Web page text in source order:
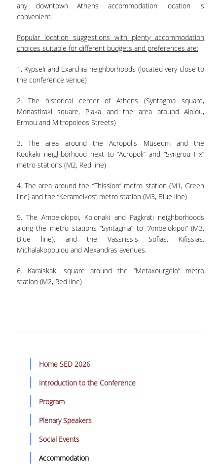
ΠΡΟΠΤΥΧΙΑΚΕΣ ΣΠΟΥΔΕΣ
ΠΡΟΓΡΑΜΜΑ ΚΑΙ ΚΑΤΕΥΘΥΝΣΕΙΣ ΣΠΟΥΔΩΝ
ΜΑΘΗΜΑΤΑ ΠΡΟΓΡΑΜΜΑΤΟΣ ΣΠΟΥΔΩΝ
ΑΛΛΑ ΤΜΗΜΑΤΑ
ΔΗΛΩΣΕΙΣ ΜΑΘΗΜΑΤΩΝ
ΠΡΟΓΡΑΜΜΑ ERASMUS+
ΠΡΑΚΤΙΚΗ ΑΣΚΗΣΗ
ΑΝΑΚΟΙΝΩΣΕΙΣ ΠΡΑΚΤΙΚΗΣ ΑΣΚΗΣΗΣ
ΚΑΘΗΓΗΤΕΣ-ΣΥΜΒΟΥΛΟΙ ΣΠΟΥΔΩΝ
ΔΙΑΔΙΚΑΣΙΑ ΠΑΡΑΠΟΝΩΝ ΦΟΙΤΗΤΩΝ
ΧΕΙΡΙΣΜΟΥ Η.Υ.
ΜΕΤΑΠΤΥΧΙΑΚΕΣ ΣΠΟΥΔΕΣ
ΠΛΗΡΟΥΣ ΦΟΙΤΗΣΗΣ
ΔΙΔΑΚΤΟΡΙΚΟ ΠΡΟΓΡΑΜΜΑ
ΔΙΑΣΦΑΛΙΣΗ ΠΟΙΟΤΗΤΑΣ
any downtown Athens accommodation location is
convenient.
Popular location suggestions with plenty accommodation
choices suitable for different budgets and preferences are:
1. Kypseli and Exarchia neighborhoods (located very close to
the conference venue)
2. The historical center of Athens (Syntagma square,
Monastiraki square, Plaka and the area around Aiolou,
Ermou and Mitropoleos Streets)
3. The area around the Acropolis Museum and the
Koukaki neighborhood next to “Acropoli” and “Syngrou Fix”
metro stations (M2, Red line)
4. The area around the “Thission” metro station (M1, Green
line) and the “Kerameikos” metro station (M3, Blue line)
5. The Ambelokipoi, Kolonaki and Pagkrati neighborhoods
along the metro stations “Syntagma” to “Ambelokipoi” (M3,
Blue line), and the Vassilissis Sofias, Kifissias,
Michalakopoulou and Alexandras avenues.
6. Karaiskaki square around the “Metaxourgeio” metro
station (M2, Red line)
Home SED 2026
Introduction to the Conference
Program
Plenary Speakers
Social Events
Accommodation